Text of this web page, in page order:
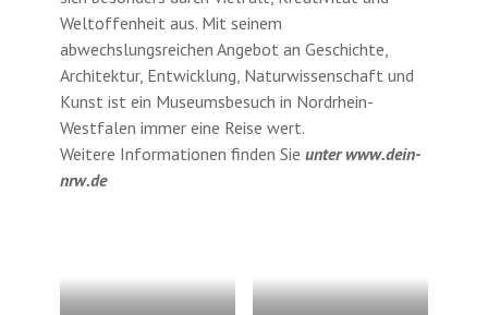
Weltoffenheit aus. Mit seinem
abwechslungsreichen Angebot an Geschichte,
Architektur, Entwicklung, Naturwissenschaft und
Kunst ist ein Museumsbesuch in Nordrhein-
Westfalen immer eine Reise wert.
Weitere Informationen finden Sie unter www.dein-
nrw.de